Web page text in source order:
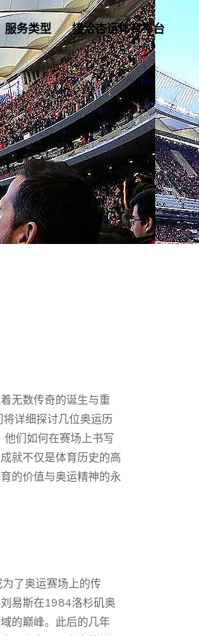
服务类型 接洽杏运体育平台
无数传奇的诞生与重
详细探讨几位奥运历
们如何在赛场上书写
就不仅是体育历史的高
的价值与奥运精神的永
了奥运赛场上的传
易斯在1984洛杉矶奥
的巅峰。此后的几年